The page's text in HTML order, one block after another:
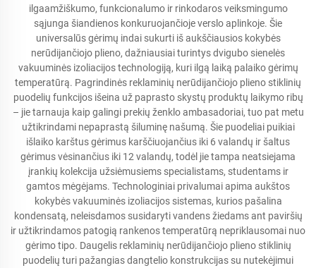
ilgaamžiškumo, funkcionalumo ir rinkodaros veiksmingumo
sąjunga šiandienos konkuruojančioje verslo aplinkoje. Šie
universalūs gėrimų indai sukurti iš aukščiausios kokybės
nerūdijančiojo plieno, dažniausiai turintys dvigubo sienelės
vakuuminės izoliacijos technologiją, kuri ilgą laiką palaiko gėrimų
temperatūrą. Pagrindinės reklaminių nerūdijančiojo plieno stiklinių
puodelių funkcijos išeina už paprasto skystų produktų laikymo ribų
– jie tarnauja kaip galingi prekių ženklo ambasadoriai, tuo pat metu
užtikrindami nepaprastą šiluminę našumą. Šie puodeliai puikiai
išlaiko karštus gėrimus karščiuojančius iki 6 valandų ir šaltus
gėrimus vėsinančius iki 12 valandų, todėl jie tampa neatsiejama
įrankių kolekcija užsiėmusiems specialistams, studentams ir
gamtos mėgėjams. Technologiniai privalumai apima aukštos
kokybės vakuuminės izoliacijos sistemas, kurios pašalina
kondensatą, neleisdamos susidaryti vandens žiedams ant paviršių
ir užtikrindamos patogią rankenos temperatūrą nepriklausomai nuo
gėrimo tipo. Daugelis reklaminių nerūdijančiojo plieno stiklinių
puodelių turi pažangias dangtelio konstrukcijas su nutekėjimui